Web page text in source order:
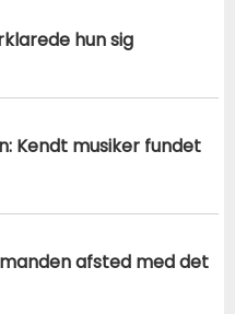
hun sig
Kendt musiker fundet
afsted med det